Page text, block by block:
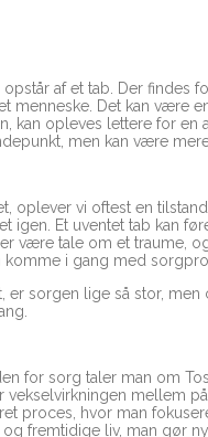
af et tab. Der findes
menneske. Det kan være
kan opleves lettere for en
men kan være
oplever vi oftest en
igen. Et uventet tab kan
være tale om et traume,
komme i gang med
er sorgen lige så stor,
for sorg taler man om
vekselvirkningen mellem
proces, hvor man
fremtidige liv, man gør